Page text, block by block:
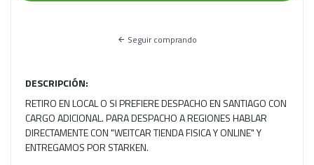
Seguir comprando
DESCRIPCIÓN:
RETIRO EN LOCAL O SI PREFIERE DESPACHO EN SANTIAGO CON
CARGO ADICIONAL. PARA DESPACHO A REGIONES HABLAR
DIRECTAMENTE CON "WEITCAR TIENDA FISICA Y ONLINE" Y
ENTREGAMOS POR STARKEN.